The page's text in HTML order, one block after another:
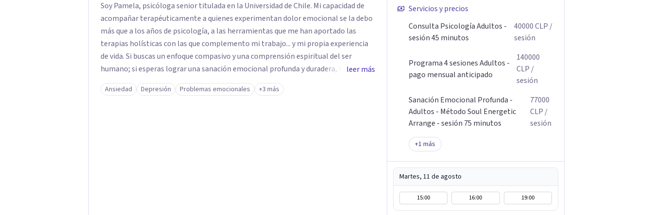
Soy Pamela, psicóloga senior titulada en la Universidad de Chile. Mi capacidad de
acompañar terapéuticamente a quienes experimentan dolor emocional se la debo
más que a los años de psicología, a las herramientas que me han aportado las
terapias holísticas con las que complemento mi trabajo... y mi propia experiencia
de vida. Si buscas un enfoque compasivo y una comprensión espiritual del ser
humano; si esperas lograr una sanación emocional profunda y duradera, te espero
en sesión. Atiendo con frecuencia a personas que han convivido por meses o años
con síntomas de depresión y ansiedad, principalmente mujeres adultas y
leer más
Ansiedad Depresión Problemas emocionales +3 más
Servicios y precios
Consulta Psicología Adultos -
sesión 45 minutos
40000CLP /
sesión
Programa 4 sesiones Adultos -
pago mensual anticipado
140000
CLP /
sesión
Sanación Emocional Profunda -
Adultos - Método Soul Energetic
Arrange - sesión 75 minutos
77000
CLP /
sesión
+1 más
Martes, 11 de agosto
15:00 16:00 19:00